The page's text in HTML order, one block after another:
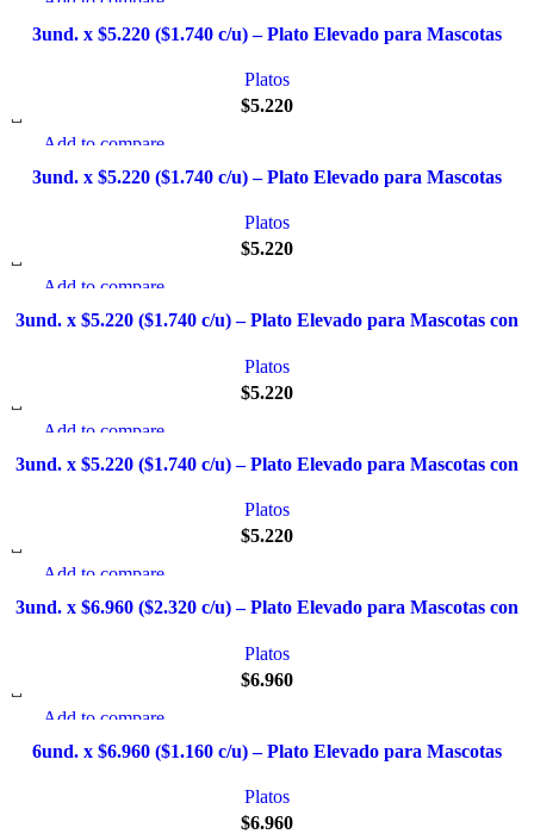
Quick view
3und. x $5.220 ($1.740 c/u) – Plato Elevado para Mascotas
Platos
$5.220
Add to compare
Quick view
3und. x $5.220 ($1.740 c/u) – Plato Elevado para Mascotas
Platos
$5.220
Add to compare
Quick view
3und. x $5.220 ($1.740 c/u) – Plato Elevado para Mascotas con
Platos
$5.220
Add to compare
Quick view
3und. x $5.220 ($1.740 c/u) – Plato Elevado para Mascotas con
Platos
$5.220
Add to compare
Quick view
3und. x $6.960 ($2.320 c/u) – Plato Elevado para Mascotas con
Platos
$6.960
Add to compare
Quick view
6und. x $6.960 ($1.160 c/u) – Plato Elevado para Mascotas
Platos
$6.960